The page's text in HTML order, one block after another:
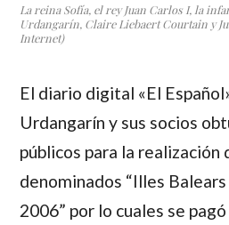
La reina Sofía, el rey Juan Carlos I, la
Urdangarín, Claire Liebaert Courtain y
Internet)
El diario digital «El
Urdangarín y sus socios
públicos para la realización
denominados “Illes
2006” por lo cuales se